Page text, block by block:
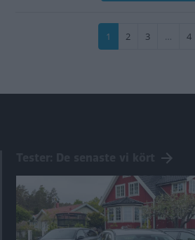
Paginering
Nuvarande
1 Sida
2 Sida
3 … 4